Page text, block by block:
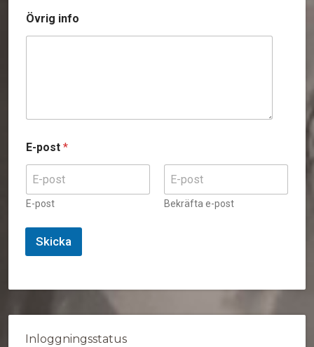
Övrig info
E-post *
E-post Bekräfta e-post
Skicka
Inloggningsstatus